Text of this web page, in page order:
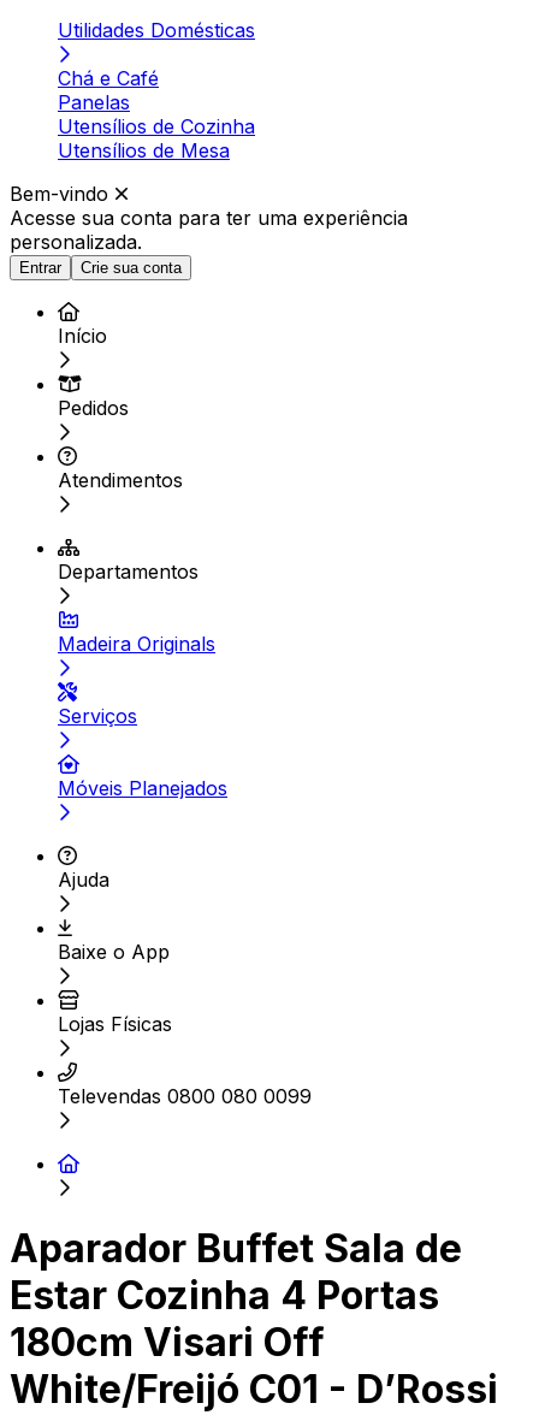
Utilidades Domésticas
Chá e Café
Panelas
Utensílios de Cozinha
Utensílios de Mesa
Bem-vindo
Acesse sua conta para ter uma experiência
personalizada.
Entrar Crie sua conta
Início
Pedidos
Atendimentos
Departamentos
Madeira Originals
Serviços
Móveis Planejados
Ajuda
Baixe o App
Lojas Físicas
Televendas 0800 080 0099
Aparador Buffet Sala de
Estar Cozinha 4 Portas
180cm Visari Off
White/Freijó C01 - D’Rossi